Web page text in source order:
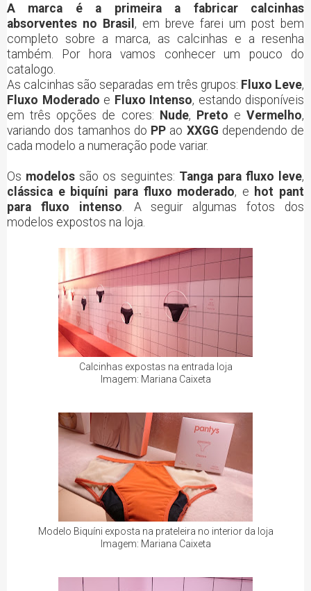
A marca é a primeira a fabricar calcinhas
absorventes no Brasil , em breve farei um post bem
completo sobre a marca, as calcinhas e a resenha
também. Por hora vamos conhecer um pouco do
catalogo.
As calcinhas são separadas em três grupos: Fluxo Leve,
Fluxo Moderado e Fluxo Intenso, estando disponíveis
em três opções de cores: Nude, Preto e Vermelho,
variando dos tamanhos do PP ao XXGG dependendo de
cada modelo a numeração pode variar.
Os modelos são os seguintes: Tanga para fluxo leve,
clássica e biquíni para fluxo moderado, e hot pant
para fluxo intenso . A seguir algumas fotos dos
modelos expostos na loja.
Calcinhas expostas na entrada loja
Imagem: Mariana Caixeta
Modelo Biquíni exposta na prateleira no interior da loja
Imagem: Mariana Caixeta